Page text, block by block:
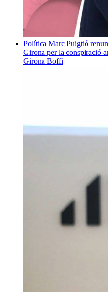
Política Marc Puigtió
Girona per la conspiració
Girona Boffi